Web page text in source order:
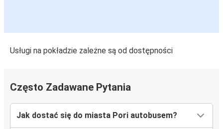
Usługi na pokładzie zależne są od dostępności
Często Zadawane Pytania
Jak dostać się do miasta Pori autobusem?